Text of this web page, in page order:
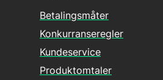
Betalingsmåter
Konkurranseregler
Kundeservice
Produktomtaler